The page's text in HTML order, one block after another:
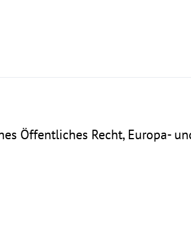
Öffentliches Recht, Europa-